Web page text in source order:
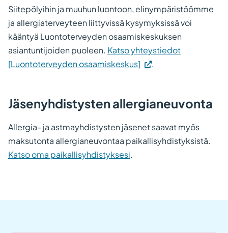
Siitepölyihin ja muuhun luontoon, elinympäristöömme
ja allergiaterveyteen liittyvissä kysymyksissä voi
kääntyä Luontoterveyden osaamiskeskuksen
asiantuntijoiden puoleen. Katso yhteystiedot
[Luontoterveyden osaamiskeskus] (Vieraile
Linkki
uuteen
välilehteen.)
.
Jäsenyhdistysten allergianeuvonta
Allergia- ja astmayhdistysten jäsenet saavat myös
maksutonta allergianeuvontaa paikallisyhdistyksistä.
Katso oma paikallisyhdistyksesi.